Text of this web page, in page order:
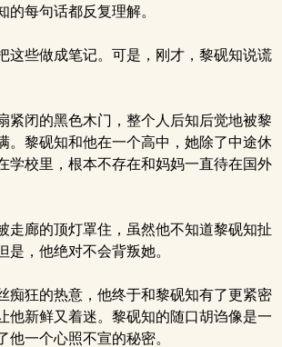
每句话都反复理解。
这些做成笔记。可是，刚才，黎砚知说谎
闭的黑色木门，整个人后知后觉地被黎
。黎砚知和他在一个高中，她除了中途休
学校里，根本不存在和妈妈一直待在国外
廊的顶灯罩住，虽然他不知道黎砚知扯
是，他绝对不会背叛她。
痴狂的热意，他终于和黎砚知有了更紧密
他新鲜又着迷。黎砚知的随口胡诌像是一
他一个心照不宣的秘密。